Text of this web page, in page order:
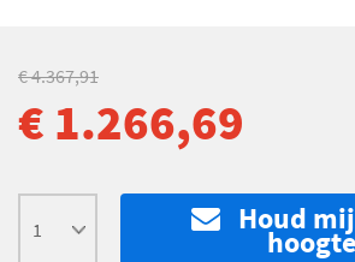
€ 4.367,91
€ 1.266,69
Houd
hoogte